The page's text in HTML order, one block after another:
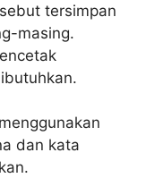
tersimpan
masing.
dan kata